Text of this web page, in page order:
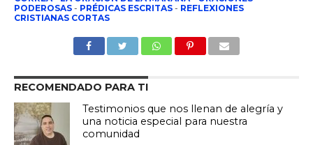
PODEROSAS- PRÉDICAS ESCRITAS- REFLEXIONES
CRISTIANAS CORTAS
RECOMENDADO PARA TI
Testimonios que nos llenan de alegría y
una noticia especial para nuestra
comunidad